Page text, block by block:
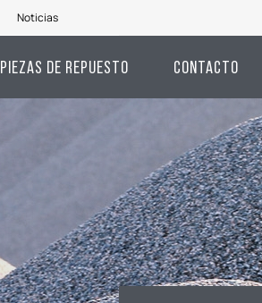
Noticias
PIEZAS DE REPUESTO CONTACTO